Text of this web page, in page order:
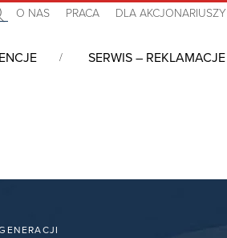
O NAS PRACA DLA AKCJONARIUSZY
SERWIS – REKLAMACJE